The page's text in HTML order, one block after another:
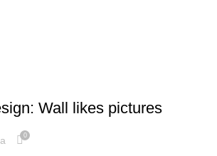
Wall likes pictures
0